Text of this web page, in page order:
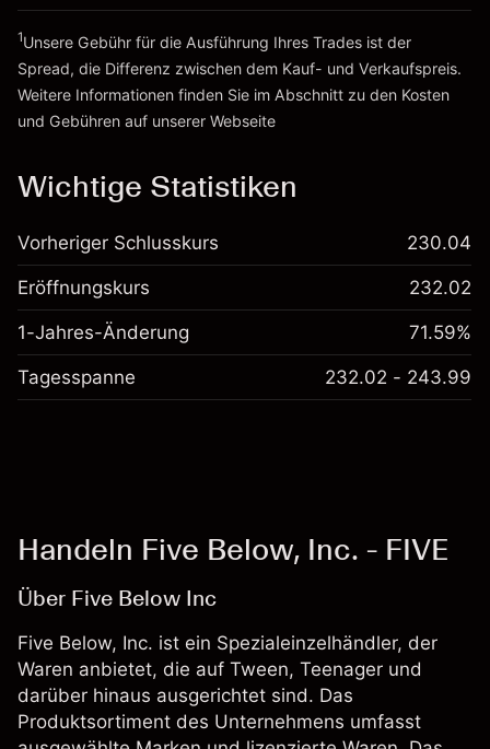
Zur Plattform
1Unsere Gebühr für die Ausführung Ihres Trades ist der
Spread, die Differenz zwischen dem Kauf- und Verkaufspreis.
Weitere Informationen finden Sie im Abschnitt zu den Kosten
und Gebühren auf unserer Webseite
Wichtige Statistiken
Vorheriger Schlusskurs 230.04
Eröffnungskurs 232.02
1-Jahres-Änderung 71.59%
Tagesspanne 232.02 - 243.99
Handeln Five Below, Inc. - FIVE
Über Five Below Inc
Five Below, Inc. ist ein Spezialeinzelhändler, der
Waren anbietet, die auf Tween, Teenager und
darüber hinaus ausgerichtet sind. Das
Produktsortiment des Unternehmens umfasst